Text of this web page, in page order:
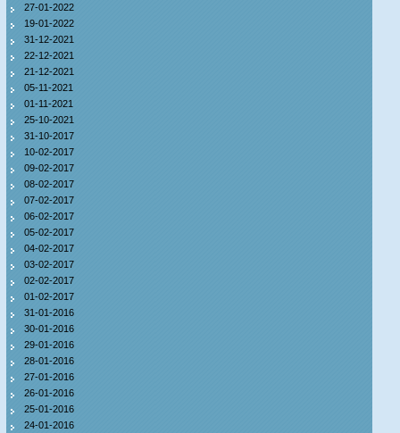
27-01-2022
19-01-2022
31-12-2021
22-12-2021
21-12-2021
05-11-2021
01-11-2021
25-10-2021
31-10-2017
10-02-2017
09-02-2017
08-02-2017
07-02-2017
06-02-2017
05-02-2017
04-02-2017
03-02-2017
02-02-2017
01-02-2017
31-01-2016
30-01-2016
29-01-2016
28-01-2016
27-01-2016
26-01-2016
25-01-2016
24-01-2016